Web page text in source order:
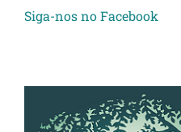
Siga-nos no Facebook